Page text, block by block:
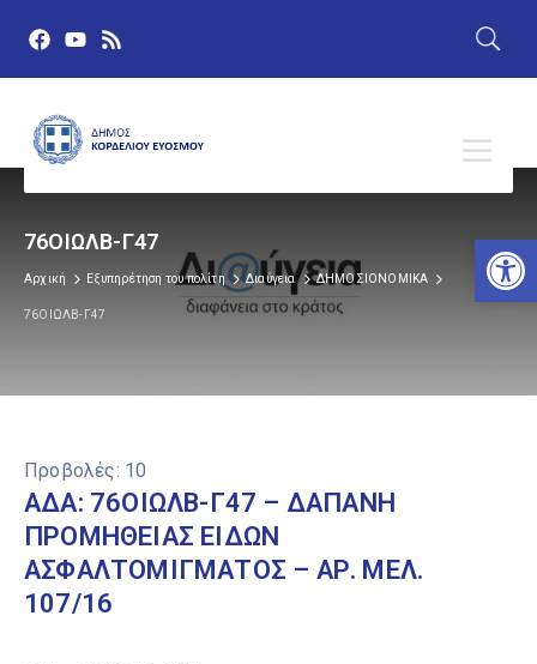
76ΟΙΩΛΒ-Γ47
Αρχική Εξυπηρέτηση του πολίτη Διαύγεια ΔΗΜΟΣΙΟΝΟΜΙΚΑ
76ΟΙΩΛΒ-Γ47
Προβολές: 10
ΑΔΑ: 76ΟΙΩΛΒ-Γ47 – ΔΑΠΑΝΗ
ΠΡΟΜΗΘΕΙΑΣ ΕΙΔΩΝ
ΑΣΦΑΛΤΟΜΙΓΜΑΤΟΣ – ΑΡ. ΜΕΛ.
107/16